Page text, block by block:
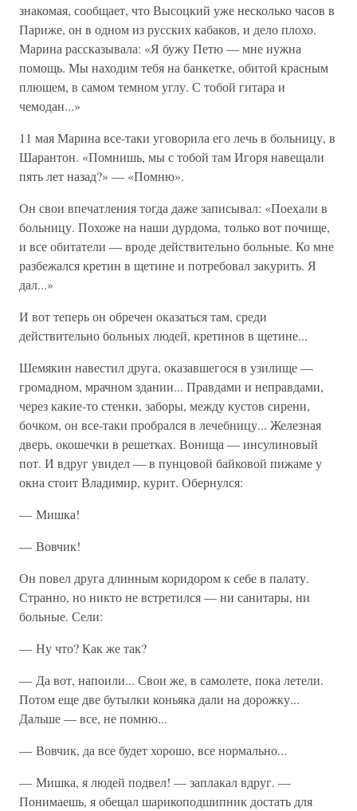
знакомая, сообщает, что Высоцкий уже несколько часов в
Париже, он в одном из русских кабаков, и дело плохо.
Марина рассказывала: «Я бужу Петю — мне нужна
помощь. Мы находим тебя на банкетке, обитой красным
плюшем, в самом темном углу. С тобой гитара и
чемодан...»
11 мая Марина все-таки уговорила его лечь в больницу, в
Шарантон. «Помнишь, мы с тобой там Игоря навещали
пять лет назад?» — «Помню».
Он свои впечатления тогда даже записывал: «Поехали в
больницу. Похоже на наши дурдома, только вот почище,
и все обитатели — вроде действительно больные. Ко мне
разбежался кретин в щетине и потребовал закурить. Я
дал...»
И вот теперь он обречен оказаться там, среди
действительно больных людей, кретинов в щетине...
Шемякин навестил друга, оказавшегося в узилище —
громадном, мрачном здании... Правдами и неправдами,
через какие-то стенки, заборы, между кустов сирени,
бочком, он все-таки пробрался в лечебницу... Железная
дверь, окошечки в решетках. Вонища — инсулиновый
пот. И вдруг увидел — в пунцовой байковой пижаме у
окна стоит Владимир, курит. Обернулся:
— Мишка!
— Вовчик!
Он повел друга длинным коридором к себе в палату.
Странно, но никто не встретился — ни санитары, ни
больные. Сели:
— Ну что? Как же так?
— Да вот, напоили... Свои же, в самолете, пока летели.
Потом еще две бутылки коньяка дали на дорожку...
Дальше — все, не помню...
— Вовчик, да все будет хорошо, все нормально...
— Мишка, я людей подвел! — заплакал вдруг. —
Понимаешь, я обещал шарикоподшипник достать для